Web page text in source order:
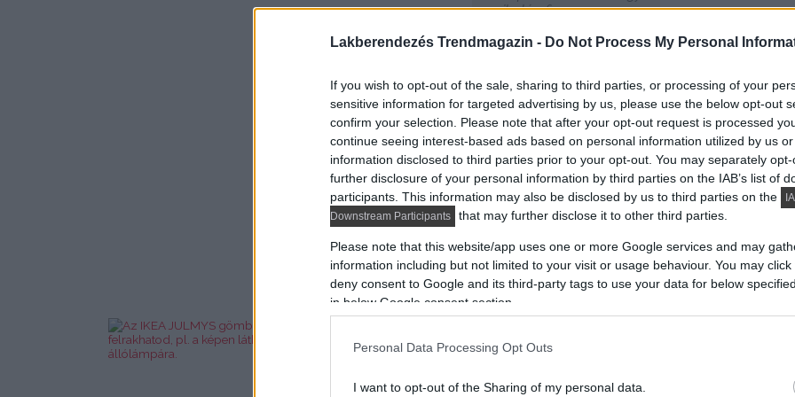
Lakberendezés Trendmagazin - Do Not Process My Personal
If you wish to opt-out of the sale, sharing to third parties, or processing of your
sensitive information for targeted advertising by us, please use the below opt-out
confirm your selection. Please note that after your opt-out request is processed
continue seeing interest-based ads based on personal information utilized by us
information disclosed to third parties prior to your opt-out. You may separately
further disclosure of your personal information by third parties on the IAB’s list of
participants. This information may also be disclosed by us to third parties on the
Downstream Participants
that may further disclose it to other third parties.
Please note that this website/app uses one or more Google services and may
information including but not limited to your visit or usage behaviour. You may
deny consent to Google and its third-party tags to use your data for below
in below Google consent section.
Personal Data Processing Opt Outs
I want to opt-out of the Sharing of my personal data.
mikulás-figura,
– Feldíszítheted a fát a
mellékelt matricákkal,
de egyedi dekorációt is
készíthetsz.
– A fát egyszerűen
elcsomagolod, laposra
hajtva elteszed a
következő
karácsonyig.
gömböket és díszeket
felrakhatod, pl. a képen